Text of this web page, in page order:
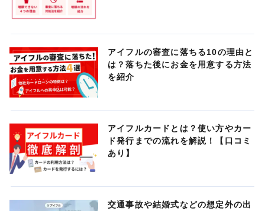
アイフルの審査に落ちる10の理由と
は？落ちた後にお金を用意する方法
を紹介
アイフルカードとは？使い方やカー
ド発行までの流れを解説！【口コミ
あり】
交通事故や結婚式などの想定外の出